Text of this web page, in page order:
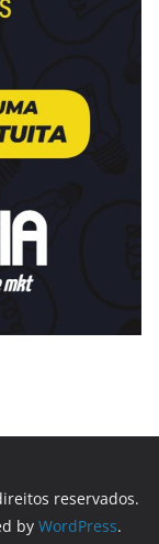
reservados.
by WordPress.